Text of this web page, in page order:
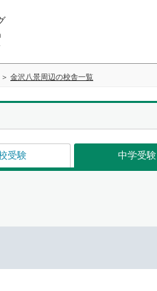
金沢八景周辺の校舎一覧
受験 中学受験